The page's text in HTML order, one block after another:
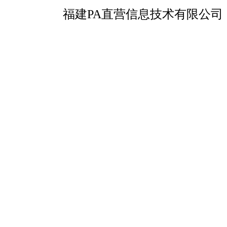
福建PA直营信息技术有限公司